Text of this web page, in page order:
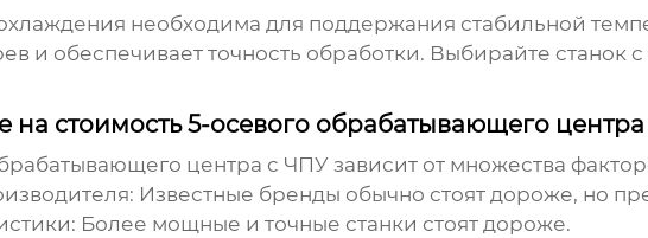
необходима для поддержания стабильной
и обеспечивает точность обработки. Выбирайте
стоимость 5-осевого обрабатывающего
центра с ЧПУ зависит от множества
Известные бренды обычно стоят дороже, но
Более мощные и точные станки стоят дороже.